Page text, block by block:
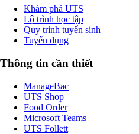
Khám phá UTS
Lộ trình học tập
Quy trình tuyển sinh
Tuyển dụng
Thông tin cần thiết
ManageBac
UTS Shop
Food Order
Microsoft Teams
UTS Follett